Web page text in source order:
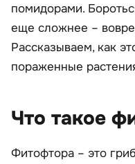
помидорами.
еще сложнее –
Рассказываем, как
пораженные
Что такое
Фитофтора – это